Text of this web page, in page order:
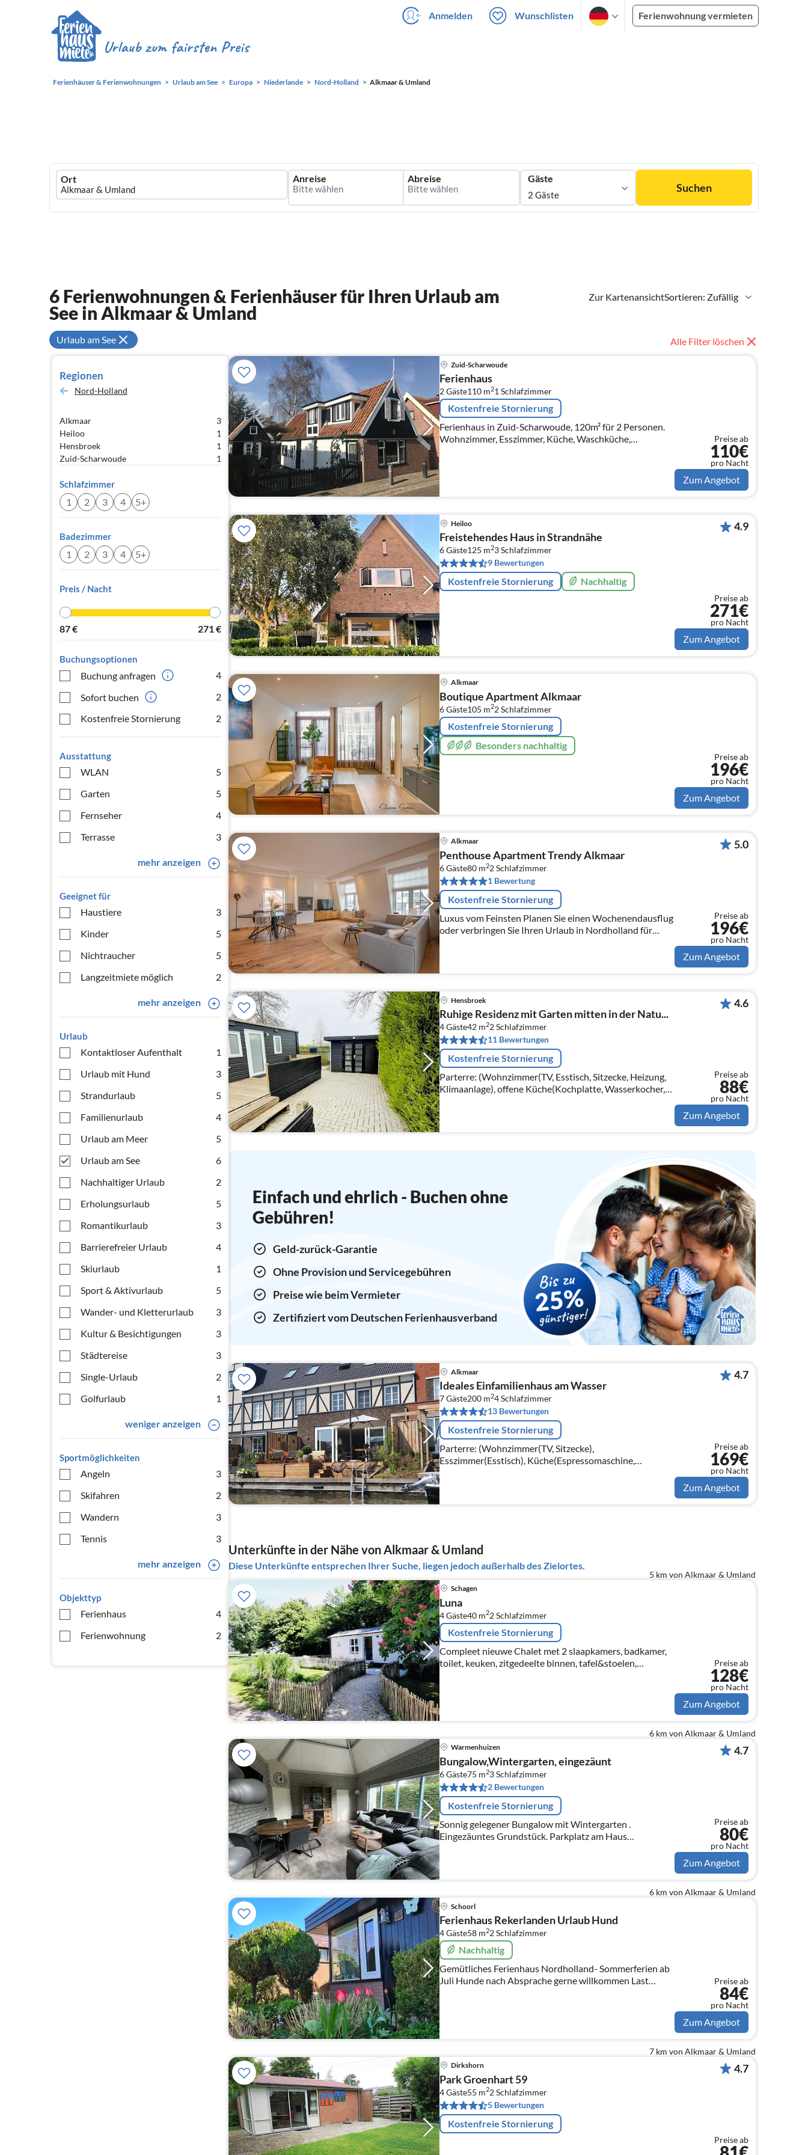
Anmelden Wunschlisten Ferienwohnung vermieten
Ferienhäuser & Ferienwohnungen Urlaub am See Europa Niederlande Nord-Holland Alkmaar & Umland
Ferienhausmiete
logo
Ort Anreise Abreise Gäste
2 Gäste
Suchen
Zur KartenansichtSortieren: Zufällig
6 Ferienwohnungen & Ferienhäuser für Ihren Urlaub am
See in Alkmaar & Umland
Urlaub am See Alle Filter löschen
Regionen
Nord-Holland
Alkmaar
3
Heiloo
1
Hensbroek
1
Zuid-Scharwoude
1
Schlafzimmer
1 2 3 4 5+
Badezimmer
1 2 3 4 5+
Preis / Nacht
87€ 271€
Buchungsoptionen
Buchung anfragen
4
Sofort buchen
2
Kostenfreie Stornierung
2
Ausstattung
WLAN
5
Garten
5
Fernseher
4
Terrasse
3
mehr anzeigen
Geeignet für
Haustiere
3
Kinder
5
Nichtraucher
5
Langzeitmiete möglich
2
mehr anzeigen
Urlaub
Kontaktloser Aufenthalt
1
Urlaub mit Hund
3
Strandurlaub
5
Familienurlaub
4
Urlaub am Meer
5
Urlaub am See
6
Nachhaltiger Urlaub
2
Erholungsurlaub
5
Romantikurlaub
3
Barrierefreier Urlaub
4
Skiurlaub
1
Sport & Aktivurlaub
5
Wander- und Kletterurlaub
3
Kultur & Besichtigungen
3
Städtereise
3
Single-Urlaub
2
Golfurlaub
1
weniger anzeigen
Sportmöglichkeiten
Angeln
3
Skifahren
2
Wandern
3
Tennis
3
mehr anzeigen
Objekttyp
Ferienhaus
4
Ferienwohnung
2
Zuid-Scharwoude
Ferienhaus
2 Gäste110 m21 Schlafzimmer
Kostenfreie Stornierung
Ferienhaus in Zuid-Scharwoude, 120m² für 2 Personen.
Wohnzimmer, Esszimmer, Küche, Waschküche,
Badezimmer, 1 Schlafzimmer. Das Haus wird von Samstag
bis Samstag vermietet.
Preise ab
110€
pro Nacht
Zum Angebot
Heiloo
Freistehendes Haus in Strandnähe
6 Gäste125 m23Schlafzimmer
9 Bewertungen
Kostenfreie Stornierung Nachhaltig
4.9
Preise ab
271€
pro Nacht
Zum Angebot
Alkmaar
Boutique Apartment Alkmaar
6 Gäste105 m22Schlafzimmer
Kostenfreie Stornierung
Besonders nachhaltig
Preise ab
196€
pro Nacht
Zum Angebot
Alkmaar
Penthouse Apartment Trendy Alkmaar
6 Gäste80 m22Schlafzimmer
1 Bewertung
Kostenfreie Stornierung
Luxus vom Feinsten Planen Sie einen Wochenendausflug
oder verbringen Sie Ihren Urlaub in Nordholland für
einen längeren Zeitraum, dann sind Sie bei uns genau
5.0
Preise ab
196€
pro Nacht
Zum Angebot
Hensbroek
Ruhige Residenz mit Garten mitten in der Natu...
4 Gäste42 m22Schlafzimmer
11 Bewertungen
Kostenfreie Stornierung
Parterre: (Wohnzimmer(TV, Esstisch, Sitzecke, Heizung,
Klimaanlage), offene Küche(Kochplatte, Wasserkocher,
Dunstabzugshaube, Kaffeemaschine, Mikrowelle,
Kühl-/Gefrierkombination, ...
4.6
Preise ab
88€
pro Nacht
Zum Angebot
Einfach und ehrlich - Buchen ohne
Gebühren!
Geld-zurück-Garantie
Ohne Provision und Servicegebühren
Preise wie beim Vermieter
Zertifiziert vom Deutschen Ferienhausverband
Alkmaar
Ideales Einfamilienhaus am Wasser
7 Gäste200 m24Schlafzimmer
13 Bewertungen
Kostenfreie Stornierung
Parterre: (Wohnzimmer(TV, Sitzecke),
Esszimmer(Esstisch), Küche(Espressomaschine,
Mikrowelle, Spülmaschine, Kühlschrank,
4.7
Preise ab
169€
pro Nacht
Zum Angebot
Unterkünfte in der Nähe von Alkmaar & Umland
Diese Unterkünfte entsprechen Ihrer Suche, liegen jedoch außerhalb des Zielortes.
5 km von Alkmaar & Umland
Schagen
Luna
4 Gäste40 m22Schlafzimmer
Kostenfreie Stornierung
Compleet nieuwe Chalet met 2 slaapkamers, badkamer,
toilet, keuken, zitgedeelte binnen, tafel&stoelen,
Preise ab
128€
pro Nacht
Zum Angebot
6 km von Alkmaar & Umland
Warmenhuizen
Bungalow,Wintergarten, eingezäunt
6 Gäste75 m23Schlafzimmer
2 Bewertungen
Kostenfreie Stornierung
Sonnig gelegener Bungalow mit Wintergarten .
Eingezäuntes Grundstück. Parkplatz am Haus
.Kostenloses Internet . Wohnfläche 75 qm . Wintergarten
ca. 16 qm . Kaminofen im Haus
4.7
Preise ab
80€
pro Nacht
Zum Angebot
6 km von Alkmaar & Umland
Schoorl
Ferienhaus Rekerlanden Urlaub Hund
4 Gäste58 m22Schlafzimmer
Nachhaltig
Gemütliches Ferienhaus Nordholland- Sommerferien ab
Juli Hunde nach Absprache gerne willkommen Last
MInute im Juli- noch 13 Tage frei
Preise ab
84€
pro Nacht
Zum Angebot
7 km von Alkmaar & Umland
Dirkshorn
Park Groenhart 59
4 Gäste55 m22Schlafzimmer
5 Bewertungen
Kostenfreie Stornierung
4.7
Preise ab